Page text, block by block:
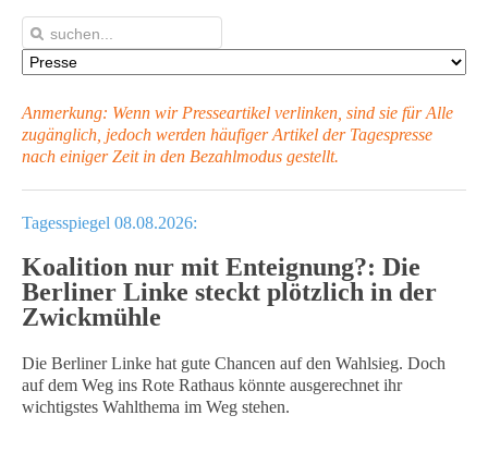
Anmerkung: Wenn wir Presseartikel verlinken, sind sie für Alle
zugänglich, jedoch werden häufiger Artikel der Tagespresse
nach einiger Zeit in den Bezahlmodus gestellt.
Tagesspiegel 08.08.2026:
Koalition nur mit Enteignung?: Die
Berliner Linke steckt plötzlich in der
Zwickmühle
Die Berliner Linke hat gute Chancen auf den Wahlsieg. Doch
auf dem Weg ins Rote Rathaus könnte ausgerechnet ihr
wichtigstes Wahlthema im Weg stehen.